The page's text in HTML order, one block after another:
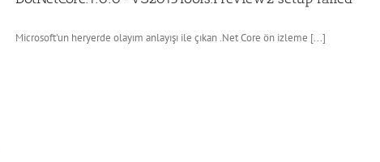
Microsoft'un heryerde olayım anlayışı ile çıkan .Net Core ön izleme [...]